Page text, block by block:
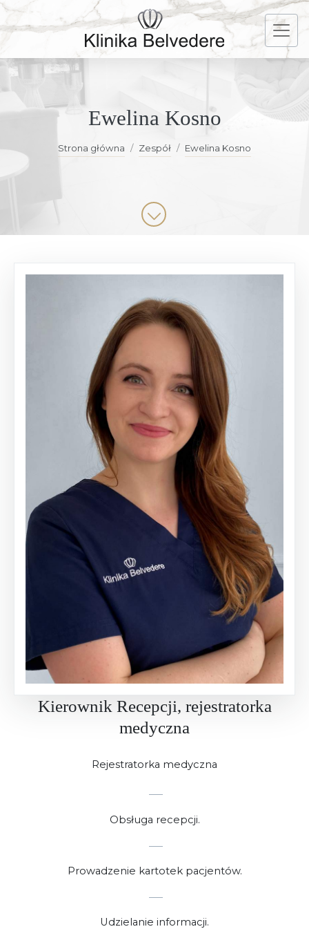
Ewelina Kosno
Strona główna Zespół Ewelina Kosno
Kierownik Recepcji, rejestratorka
medyczna
Rejestratorka medyczna
Obsługa recepcji.
Prowadzenie kartotek pacjentów.
Udzielanie informacji.